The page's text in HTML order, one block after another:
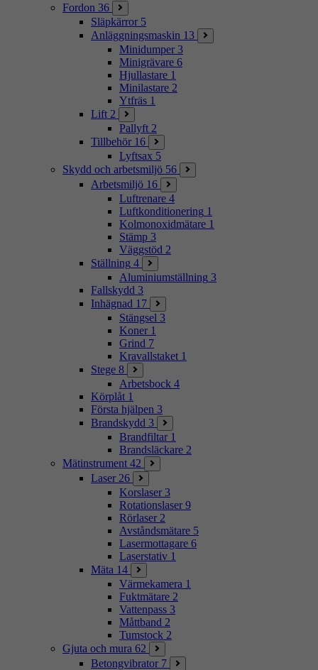
Fordon 36
Släpkärror 5
Anläggningsmaskin 13
Minidumper 3
Minigrävare 6
Hjullastare 1
Minilastare 2
Ytfräs 1
Lift 2
Pallyft 2
Tillbehör 16
Lyftsax 5
Skydd och arbetsmiljö 56
Arbetsmiljö 16
Luftrenare 4
Luftkonditionering 1
Kolmonoxidmätare 1
Stämp 3
Väggstöd 2
Ställning 4
Aluminiumställning 3
Fallskydd 3
Inhägnad 17
Stängsel 3
Koner 1
Grind 7
Kravallstaket 1
Stege 8
Arbetsbock 4
Körplåt 1
Första hjälpen 3
Brandskydd 3
Brandfiltar 1
Brandsläckare 2
Mätinstrument 42
Laser 26
Korslaser 3
Rotationslaser 9
Rörlaser 2
Avståndsmätare 5
Lasermottagare 6
Laserstativ 1
Mäta 14
Värmekamera 1
Fuktmätare 2
Vattenpass 3
Måttband 2
Tumstock 2
Gjuta och mura 62
Betongvibrator 7